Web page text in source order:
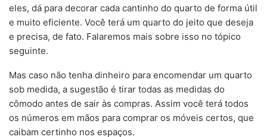
eles, dá para decorar cada cantinho do quarto de forma útil
e muito eficiente. Você terá um quarto do jeito que deseja
e precisa, de fato. Falaremos mais sobre isso no tópico
seguinte.
Mas caso não tenha dinheiro para encomendar um quarto
sob medida, a sugestão é tirar todas as medidas do
cômodo antes de sair às compras. Assim você terá todos
os números em mãos para comprar os móveis certos, que
caibam certinho nos espaços.